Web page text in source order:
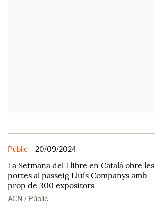
Públic - 20/09/2024
La Setmana del Llibre en Català obre les
portes al passeig Lluís Companys amb
prop de 300 expositors
ACN / Públic